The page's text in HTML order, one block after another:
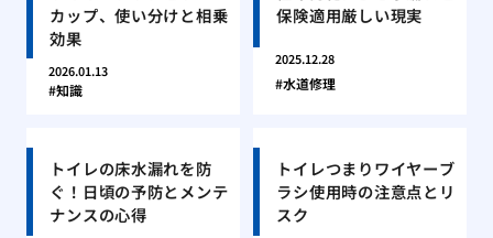
カップ、使い分けと相乗
効果
2026.01.13
知識
保険適用厳しい現実
2025.12.28
水道修理
トイレの床水漏れを防
ぐ！日頃の予防とメンテ
ナンスの心得
トイレつまりワイヤーブ
ラシ使用時の注意点とリ
スク